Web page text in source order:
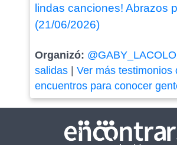
lindas canciones! Abrazos
(21/06/2026)
Organizó:
salidas| Ver más testimonios
encuentros para conocer